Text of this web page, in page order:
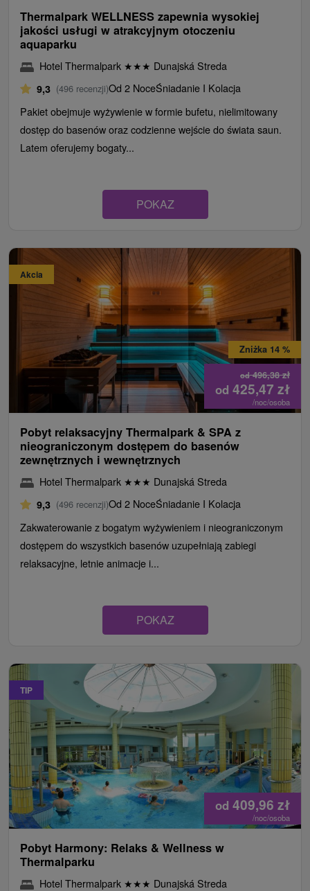
Thermalpark WELLNESS zapewnia wysokiej
jakości usługi w atrakcyjnym otoczeniu
aquaparku
Hotel Thermalpark ★★★ Dunajská Streda
9,3 (496 recenzji)Od 2 NoceŚniadanie I Kolacja
Pakiet obejmuje wyżywienie w formie bufetu, nielimitowany
dostęp do basenów oraz codzienne wejście do świata saun.
Latem oferujemy bogaty...
POKAZ
Akcia
od496,38zł
Zniżka 14 %
od 425,47 zł
/noc/osoba
Pobyt relaksacyjny Thermalpark & ​​SPA z
nieograniczonym dostępem do basenów
zewnętrznych i wewnętrznych
Hotel Thermalpark ★★★ Dunajská Streda
9,3 (496 recenzji)Od 2 NoceŚniadanie I Kolacja
Zakwaterowanie z bogatym wyżywieniem i nieograniczonym
dostępem do wszystkich basenów uzupełniają zabiegi
relaksacyjne, letnie animacje i...
POKAZ
TIP
od 409,96 zł
/noc/osoba
Pobyt Harmony: Relaks & Wellness w
Thermalparku
Hotel Thermalpark ★★★ Dunajská Streda